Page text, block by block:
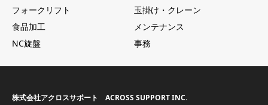
フォークリフト
玉掛け・クレーン
食品加工
メンテナンス
NC旋盤
事務
株式会社アクロスサポート ACROSS SUPPORT INC.